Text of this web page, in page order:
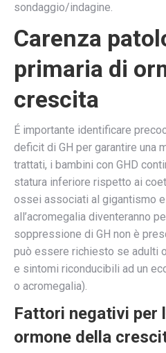
sondaggio/indagine.
Carenza
primaria di
crescita
É importante identificare
deficit di GH per garantire una
trattati, i bambini con GHD
statura inferiore rispetto ai
ossei associati al gigantismo e
all’acromegalia diventeranno
soppressione di GH non è
può essere richiesto se adulti
e sintomi riconducibili ad un
o acromegalia).
Fattori negativi per
ormone della